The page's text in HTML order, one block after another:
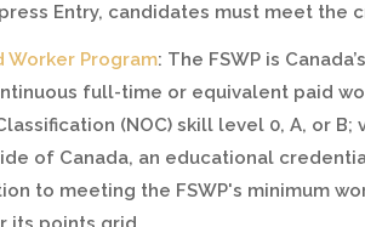
Entry, candidates must meet
Worker Program: The FSWP is
full-time or equivalent paid
(NOC) skill level 0, A, or
of Canada, an educational
to meeting the FSWP's minimum